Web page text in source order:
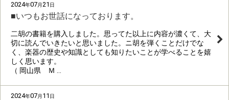
2024年07月21 日
■いつもお世話になっております。
二胡の書籍を購入しました。思ってた以上に内容が濃くて、大
切に読んでいきたいと思いました。ニ胡を弾くことだけでな
く、楽器の歴史や知識としても知りたいことが学べることを嬉
しく思います。
（ 岡山県 Ｍ …
2024年07月 11 日